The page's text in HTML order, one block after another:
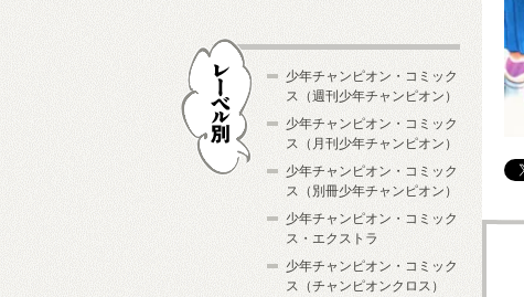
少年チャンピオン・コミック
ス（週刊少年チャンピオン）
少年チャンピオン・コミック
ス（月刊少年チャンピオン）
少年チャンピオン・コミック
ス（別冊少年チャンピオン）
少年チャンピオン・コミック
ス・エクストラ
少年チャンピオン・コミック
ス（チャンピオンクロス）